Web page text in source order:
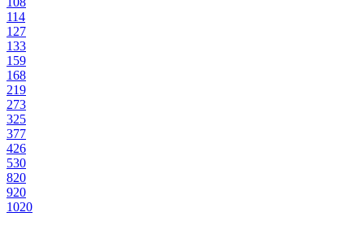
114
127
133
159
168
219
273
325
377
426
530
820
920
1020